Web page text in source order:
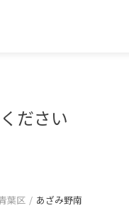
ださい
葉区 あざみ野南